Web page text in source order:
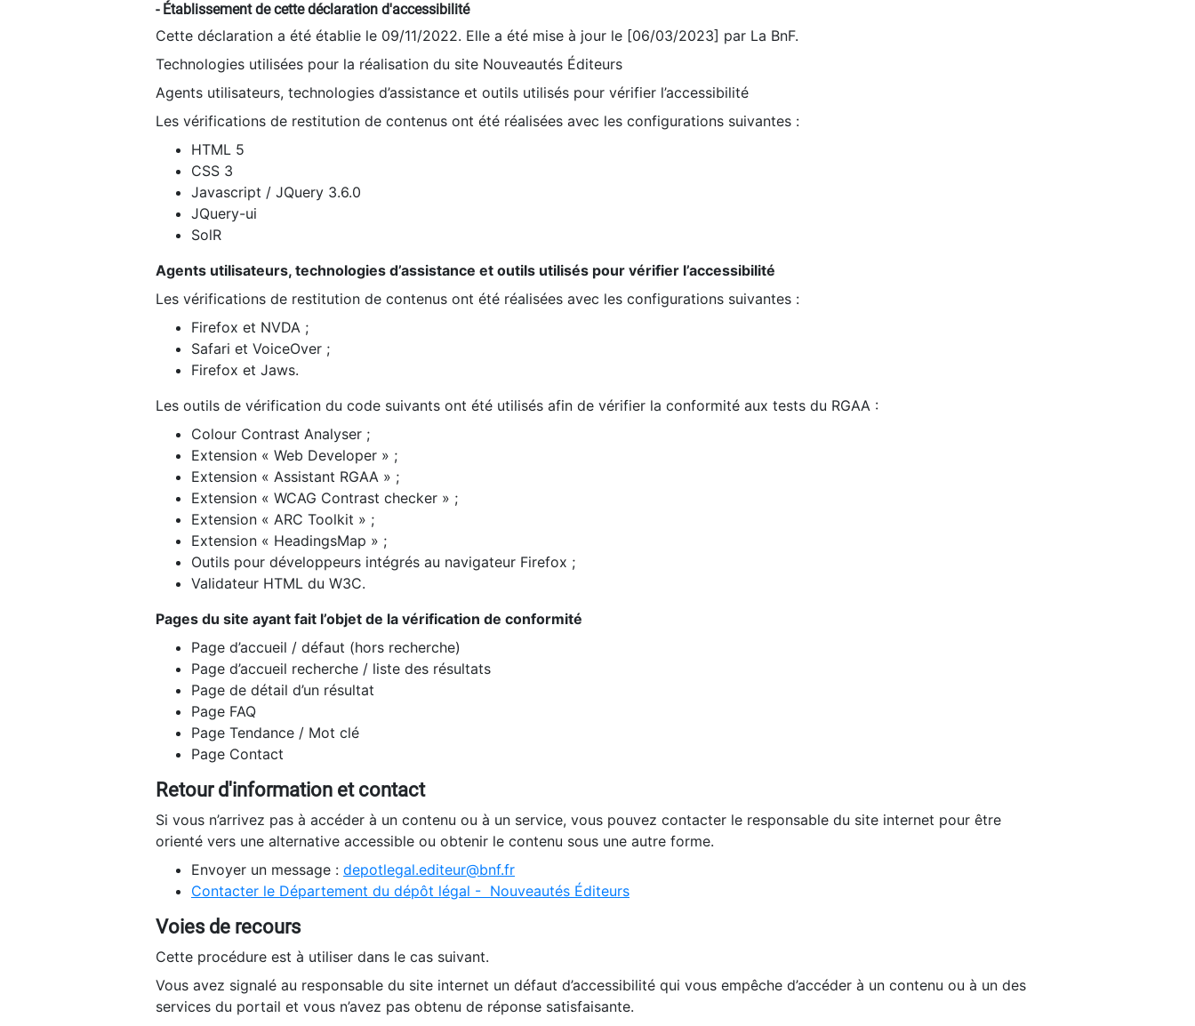
- Établissement de cette déclaration d'accessibilité
Cette déclaration a été établie le 09/11/2022. Elle a été mise à jour le [06/03/2023] par La BnF.
Technologies utilisées pour la réalisation du site Nouveautés Éditeurs
Agents utilisateurs, technologies d’assistance et outils utilisés pour vérifier l’accessibilité
Les vérifications de restitution de contenus ont été réalisées avec les configurations suivantes :
HTML 5
CSS 3
Javascript / JQuery 3.6.0
JQuery-ui
SolR
Agents utilisateurs, technologies d’assistance et outils utilisés pour vérifier l’accessibilité
Les vérifications de restitution de contenus ont été réalisées avec les configurations suivantes :
Firefox et NVDA ;
Safari et VoiceOver ;
Firefox et Jaws.
Les outils de vérification du code suivants ont été utilisés afin de vérifier la conformité aux tests du RGAA :
Colour Contrast Analyser ;
Extension « Web Developer » ;
Extension « Assistant RGAA » ;
Extension « WCAG Contrast checker » ;
Extension « ARC Toolkit » ;
Extension « HeadingsMap » ;
Outils pour développeurs intégrés au navigateur Firefox ;
Validateur HTML du W3C.
Pages du site ayant fait l’objet de la vérification de conformité
Page d’accueil / défaut (hors recherche)
Page d’accueil recherche / liste des résultats
Page de détail d’un résultat
Page FAQ
Page Tendance / Mot clé
Page Contact
Retour d'information et contact
Si vous n’arrivez pas à accéder à un contenu ou à un service, vous pouvez contacter le responsable du site internet pour être
orienté vers une alternative accessible ou obtenir le contenu sous une autre forme.
Envoyer un message : depotlegal.editeur@bnf.fr
Contacter le Département du dépôt légal - Nouveautés Éditeurs
Voies de recours
Cette procédure est à utiliser dans le cas suivant.
Vous avez signalé au responsable du site internet un défaut d’accessibilité qui vous empêche d’accéder à un contenu ou à un des
services du portail et vous n’avez pas obtenu de réponse satisfaisante.